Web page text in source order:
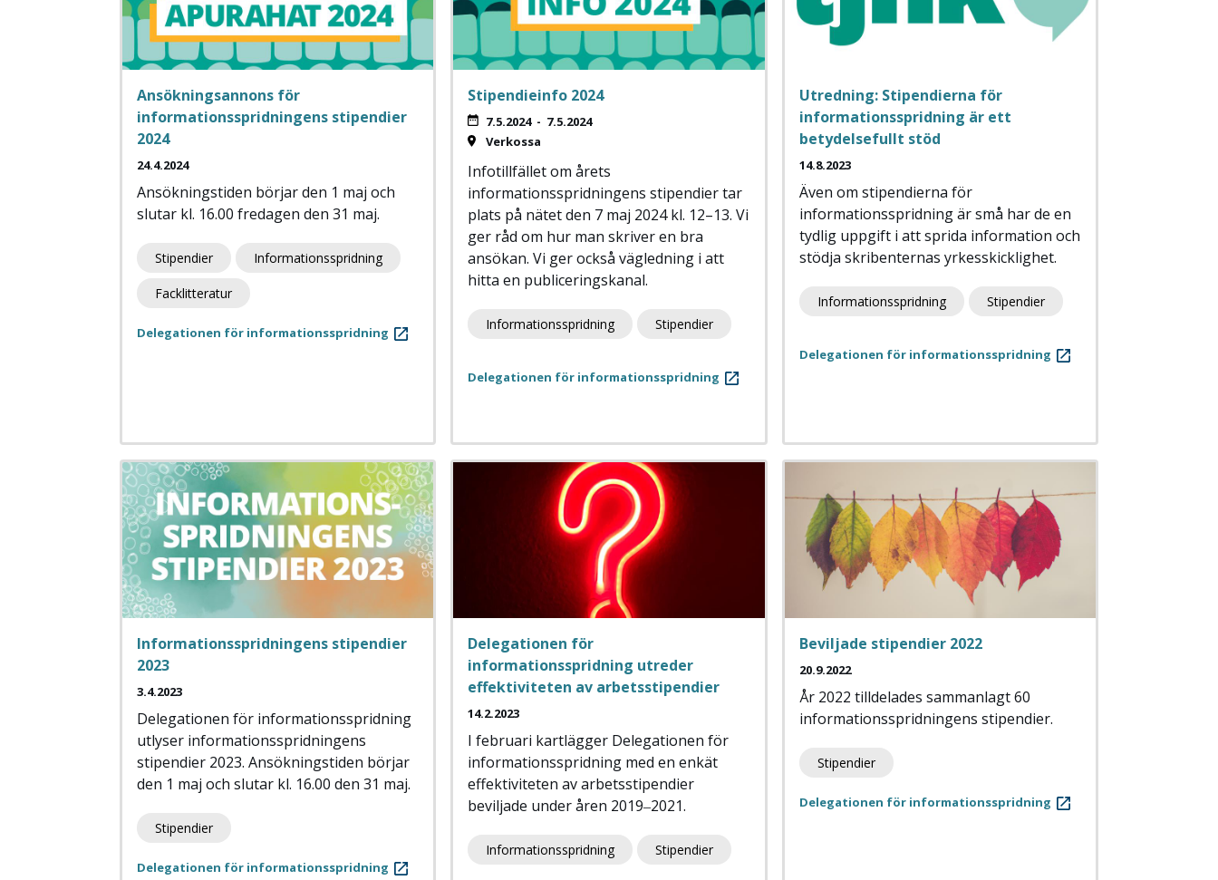
Ansökningsannons för
informationsspridningens stipendier
2024
24.4.2024
Ansökningstiden börjar den 1 maj och
slutar kl. 16.00 fredagen den 31 maj.
Stipendier Informationsspridning
Facklitteratur
Delegationen för informationsspridning
Stipendieinfo 2024
7.5.2024- 7.5.2024
Verkossa
Infotillfället om årets
informationsspridningens stipendier tar
plats på nätet den 7 maj 2024 kl. 12–13. Vi
ger råd om hur man skriver en bra
ansökan. Vi ger också vägledning i att
hitta en publiceringskanal.
Informationsspridning Stipendier
Delegationen för informationsspridning
Utredning: Stipendierna för
informationsspridning är ett
betydelsefullt stöd
14.8.2023
Även om stipendierna för
informationsspridning är små har de en
tydlig uppgift i att sprida information och
stödja skribenternas yrkesskicklighet.
Informationsspridning Stipendier
Delegationen för informationsspridning
Informationsspridningens stipendier
2023
3.4.2023
Delegationen för informationsspridning
utlyser informationsspridningens
stipendier 2023. Ansökningstiden börjar
den 1 maj och slutar kl. 16.00 den 31 maj.
Stipendier
Delegationen för informationsspridning
Delegationen för
informationsspridning utreder
effektiviteten av arbetsstipendier
14.2.2023
I februari kartlägger Delegationen för
informationsspridning med en enkät
effektiviteten av arbetsstipendier
beviljade under åren 2019‒2021.
Informationsspridning Stipendier
Beviljade stipendier 2022
20.9.2022
År 2022 tilldelades sammanlagt 60
informationsspridningens stipendier.
Stipendier
Delegationen för informationsspridning